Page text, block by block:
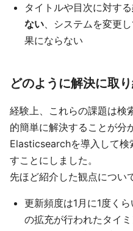
タイトルや目次に対する
ない、システムを変更
果にならない
どのように解決に取
経験上、これらの課題は検
的簡単に解決することが分
Elasticsearchを導入して検
すことにしました。
先ほど紹介した観点につい
更新頻度は1月に1度く
の拡充が行われたタイミ